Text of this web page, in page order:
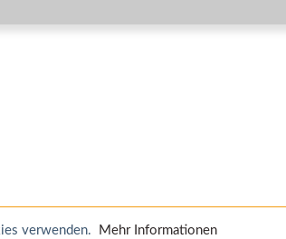
verwenden. Mehr Informationen